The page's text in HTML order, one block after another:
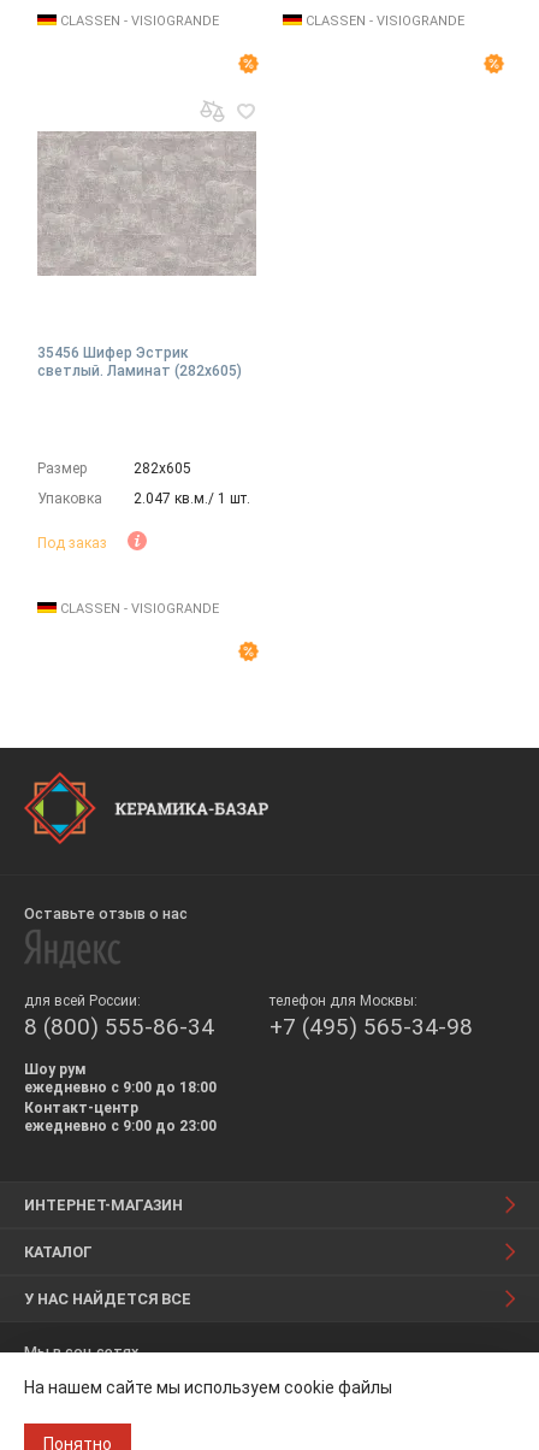
CLASSEN - VISIOGRANDE CLASSEN - VISIOGRANDE
35456 Шифер Эстрик
светлый. Ламинат (282х605)
Размер
282х605
Упаковка
2.047 кв.м./ 1 шт.
Под заказ
CLASSEN - VISIOGRANDE
Оставьте отзыв о нас
Мы в соц.сетях
для всей России:
8 (800) 555-86-34
телефон для Москвы:
+7 (495) 565-34-98
Шоу рум
ежедневно с 9:00 до 18:00
Контакт-центр
ежедневно с 9:00 до 23:00
ИНТЕРНЕТ-МАГАЗИН
КАТАЛОГ
У НАС НАЙДЕТСЯ ВСЕ
На нашем сайте мы используем cookie файлы
Понятно